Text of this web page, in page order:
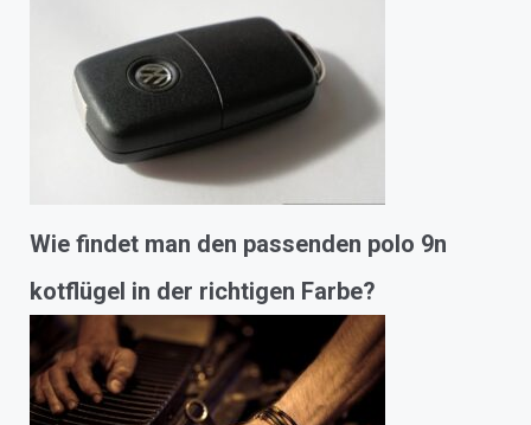
Wie findet man den passenden polo 9n
kotflügel in der richtigen Farbe?